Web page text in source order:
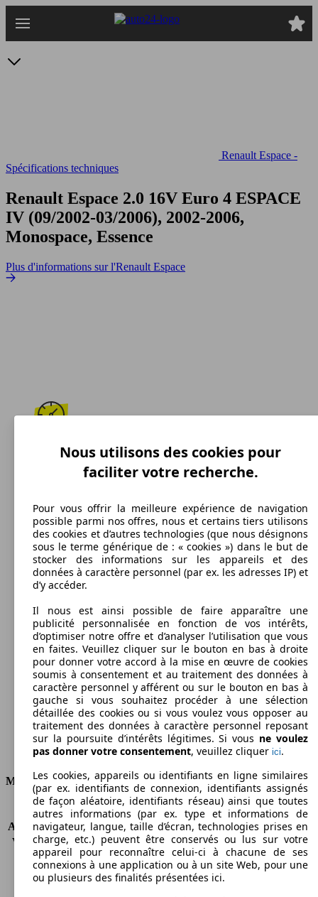
au
Renault Espace -
Spécifications techniques
Renault Espace 2.0 16V Euro 4 ESPACE
IV (09/2002-03/2006), 2002-2006,
Monospace, Essence
Plus d'informations sur l'Renault Espace
185 km/h
Vitesse maximale
Essence
Carburant
224 g/km
Émissions de CO2 (combinées)*
Ø 9.4 l/100km
Consommation
Moteur et Puissance
KW (CH)
102 kW (140 PS)
Accélération (0-100 km/h) 12.5s
Vitesse maximale (km/h) 185 km/h
Nombre de vitesses
6
Couple
190 nm
Nous utilisons des cookies pour
faciliter votre recherche.
Pour vous offrir la meilleure expérience de navigation
possible parmi nos offres, nous et certains tiers utilisons
des cookies et d’autres technologies (que nous désignons
sous le terme générique de : « cookies ») dans le but de
stocker des informations sur les appareils et des
données à caractère personnel (par ex. les adresses IP) et
d’y accéder.
Il nous est ainsi possible de faire apparaître une
publicité personnalisée en fonction de vos intérêts,
d’optimiser notre offre et d’analyser l’utilisation que vous
en faites. Veuillez cliquer sur le bouton en bas à droite
pour donner votre accord à la mise en œuvre de cookies
soumis à consentement et au traitement des données à
caractère personnel y afférent ou sur le bouton en bas à
gauche si vous souhaitez procéder à une sélection
détaillée des cookies ou si vous voulez vous opposer au
traitement des données à caractère personnel reposant
sur la poursuite d’intérêts légitimes. Si vous ne voulez
pas donner votre consentement, veuillez cliquer ici.
Les cookies, appareils ou identifiants en ligne similaires
(par ex. identifiants de connexion, identifiants assignés
de façon aléatoire, identifiants réseau) ainsi que toutes
autres informations (par ex. type et informations de
navigateur, langue, taille d’écran, technologies prises en
charge, etc.) peuvent être conservés ou lus sur votre
appareil pour reconnaître celui-ci à chacune de ses
connexions à une application ou à un site Web, pour une
ou plusieurs des finalités présentées ici.